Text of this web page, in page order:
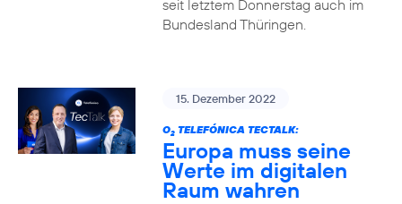
seit letztem Donnerstag auch im
Bundesland Thüringen.
15. Dezember 2022
O2TELEFÓNICA TECTALK:
Europa muss seine
Werte im digitalen
Raum wahren